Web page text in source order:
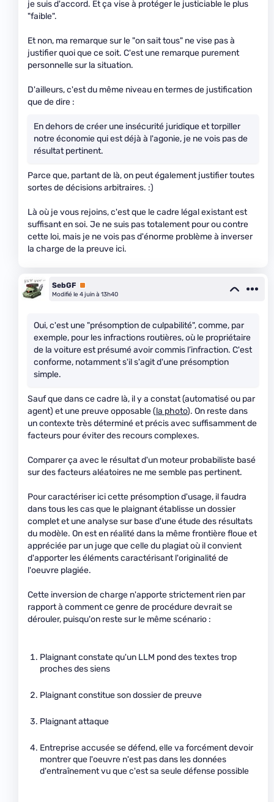
je suis d'accord. Et ça vise à protéger le justiciable le plus
"faible".
Et non, ma remarque sur le "on sait tous" ne vise pas à
justifier quoi que ce soit. C'est une remarque purement
personnelle sur la situation.
D'ailleurs, c'est du même niveau en termes de justification
que de dire :
En dehors de créer une insécurité juridique et torpiller
notre économie qui est déjà à l'agonie, je ne vois pas de
résultat pertinent.
Parce que, partant de là, on peut également justifier toutes
sortes de décisions arbitraires. :)
Là où je vous rejoins, c'est que le cadre légal existant est
suffisant en soi. Je ne suis pas totalement pour ou contre
cette loi, mais je ne vois pas d'énorme problème à inverser
la charge de la preuve ici.
SebGF Premium
Modifié le 4 juin à 13h40
Oui, c'est une "présomption de culpabilité", comme, par
exemple, pour les infractions routières, où le propriétaire
de la voiture est présumé avoir commis l’infraction. C'est
conforme, notamment s'il s'agit d'une présomption
simple.
Sauf que dans ce cadre là, il y a constat (automatisé ou par
agent) et une preuve opposable (la photo). On reste dans
un contexte très déterminé et précis avec suffisamment de
facteurs pour éviter des recours complexes.
Comparer ça avec le résultat d'un moteur probabiliste basé
sur des facteurs aléatoires ne me semble pas pertinent.
Pour caractériser ici cette présomption d'usage, il faudra
dans tous les cas que le plaignant établisse un dossier
complet et une analyse sur base d'une étude des résultats
du modèle. On est en réalité dans la même frontière floue et
appréciée par un juge que celle du plagiat où il convient
d'apporter les éléments caractérisant l'originalité de
l'oeuvre plagiée.
Cette inversion de charge n'apporte strictement rien par
rapport à comment ce genre de procédure devrait se
dérouler, puisqu'on reste sur le même scénario :
Plaignant constate qu'un LLM pond des textes trop
proches des siens
Plaignant constitue son dossier de preuve
Plaignant attaque
Entreprise accusée se défend, elle va forcément devoir
montrer que l'oeuvre n'est pas dans les données
d'entraînement vu que c'est sa seule défense possible